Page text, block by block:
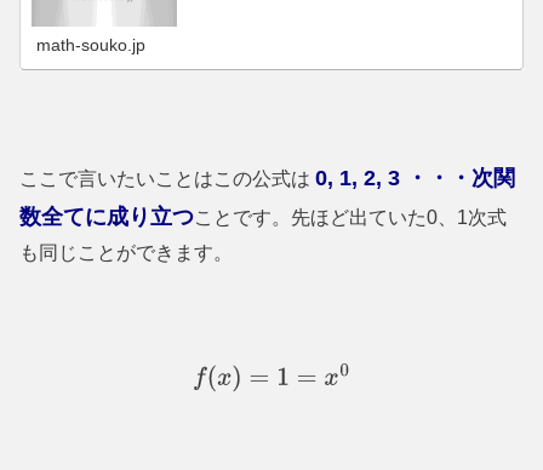
math-souko.jp
ここで言いたいことはこの公式は 0, 1, 2, 3 ・・・次関
数全てに成り立つことです。先ほど出ていた0 1次式
も同じことができます。
f( x)=1 =x 0